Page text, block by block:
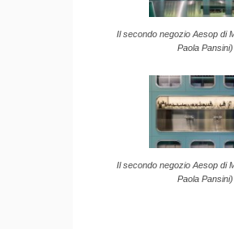
Il secondo negozio Aesop di
Paola Pansini)
Il secondo negozio Aesop di
Paola Pansini)